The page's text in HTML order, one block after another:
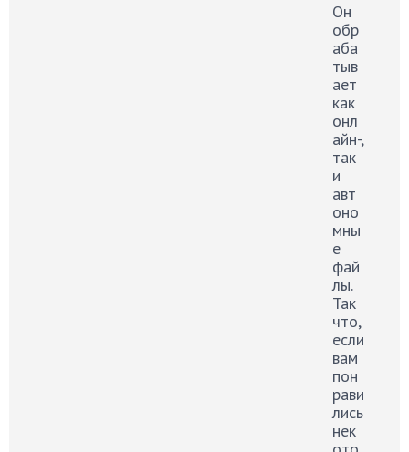
Он
обр
аба
тыв
ает
как
онл
айн-,
так
и
авт
оно
мны
е
фай
лы.
Так
что,
если
вам
пон
рави
лись
нек